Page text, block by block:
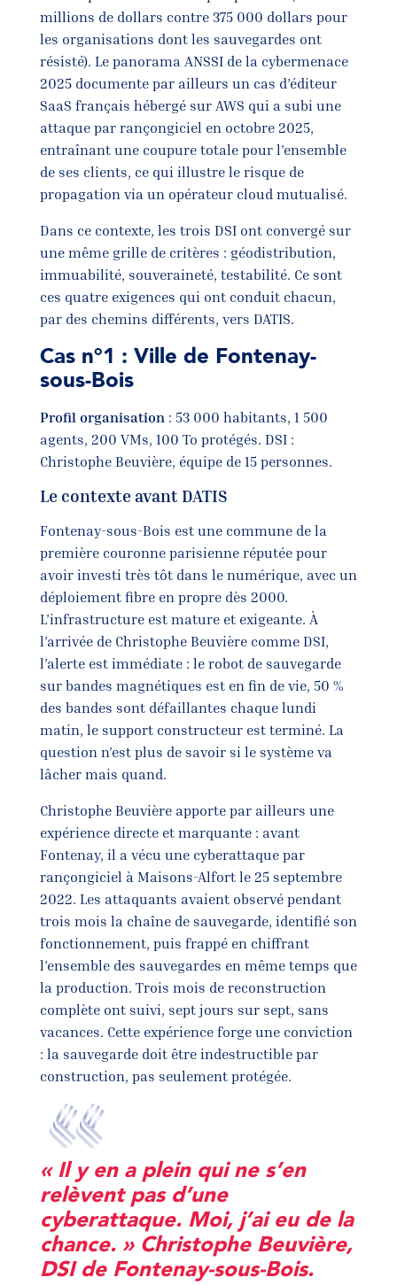
millions de dollars contre 375 000 dollars pour
les organisations dont les sauvegardes ont
résisté). Le panorama ANSSI de la cybermenace
2025 documente par ailleurs un cas d’éditeur
SaaS français hébergé sur AWS qui a subi une
attaque par rançongiciel en octobre 2025,
entraînant une coupure totale pour l’ensemble
de ses clients, ce qui illustre le risque de
propagation via un opérateur cloud mutualisé.
Dans ce contexte, les trois DSI ont convergé sur
une même grille de critères : géodistribution,
immuabilité, souveraineté, testabilité. Ce sont
ces quatre exigences qui ont conduit chacun,
par des chemins différents, vers DATIS.
Cas n°1 : Ville de Fontenay-
sous-Bois
Profil organisation: 53 000 habitants, 1 500
agents, 200 VMs, 100 To protégés. DSI :
Christophe Beuvière, équipe de 15 personnes.
Le contexte avant DATIS
Fontenay-sous-Bois est une commune de la
première couronne parisienne réputée pour
avoir investi très tôt dans le numérique, avec un
déploiement fibre en propre dès 2000.
L’infrastructure est mature et exigeante. À
l’arrivée de Christophe Beuvière comme DSI,
l’alerte est immédiate : le robot de sauvegarde
sur bandes magnétiques est en fin de vie, 50 %
des bandes sont défaillantes chaque lundi
matin, le support constructeur est terminé. La
question n’est plus de savoir si le système va
lâcher mais quand.
Christophe Beuvière apporte par ailleurs une
expérience directe et marquante : avant
Fontenay, il a vécu une cyberattaque par
rançongiciel à Maisons-Alfort le 25 septembre
2022. Les attaquants avaient observé pendant
trois mois la chaîne de sauvegarde, identifié son
fonctionnement, puis frappé en chiffrant
l’ensemble des sauvegardes en même temps que
la production. Trois mois de reconstruction
complète ont suivi, sept jours sur sept, sans
vacances. Cette expérience forge une conviction
: la sauvegarde doit être indestructible par
construction, pas seulement protégée.
« Il y en a plein qui ne s’en
relèvent pas d’une
cyberattaque. Moi, j’ai eu de la
chance. » Christophe Beuvière,
DSI de Fontenay-sous-Bois.